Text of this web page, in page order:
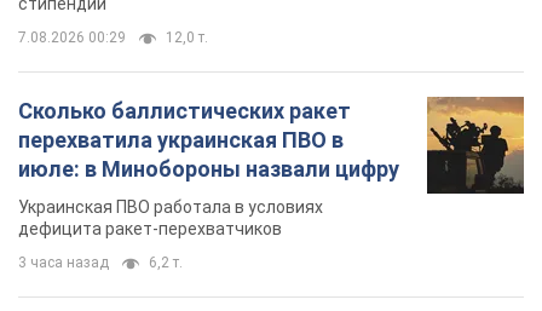
Аурика Ротару через суд изменила
свою пенсию, на которую ранее
жаловалась: сколько получала
певица
артистки за время работы в Черновицкой
филармонии
через 10 часов